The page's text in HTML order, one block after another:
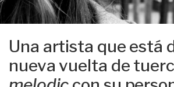
Una artista que está
nueva vuelta de